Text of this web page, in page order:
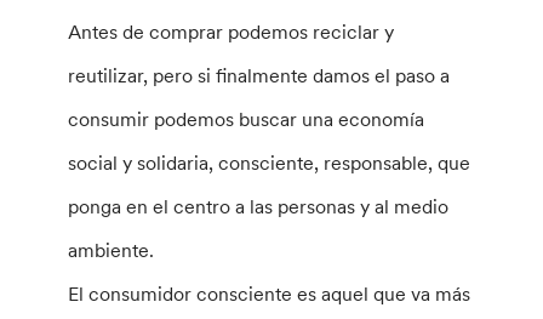
Antes de comprar podemos reciclar y
reutilizar, pero si finalmente damos el paso a
consumir podemos buscar una economía
social y solidaria, consciente, responsable, que
ponga en el centro a las personas y al medio
ambiente.
El consumidor consciente es aquel que va más